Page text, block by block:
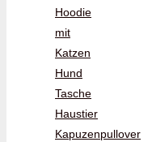
Hoodie
mit
Katzen
Hund
Tasche
Haustier
Kapuzenpullover